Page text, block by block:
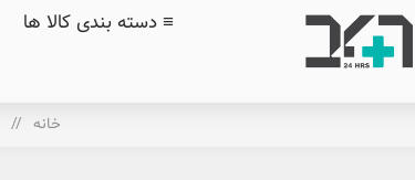
≡ دسته بندی کالا ها
خانه /